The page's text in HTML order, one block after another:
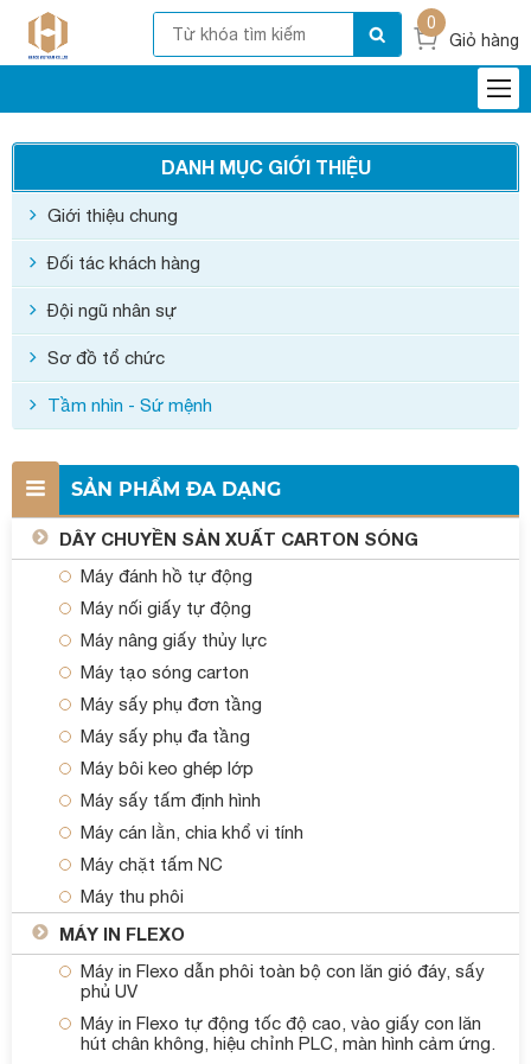
0
Giỏ hàng
DANH MỤC GIỚI THIỆU
Giới thiệu chung
Đối tác khách hàng
Đội ngũ nhân sự
Sơ đồ tổ chức
Tầm nhìn - Sứ mệnh
SẢN PHẨM ĐA DẠNG
DÂY CHUYỀN SẢN XUẤT CARTON SÓNG
Máy đánh hồ tự động
Máy nối giấy tự động
Máy nâng giấy thủy lực
Máy tạo sóng carton
Máy sấy phụ đơn tầng
Máy sấy phụ đa tầng
Máy bôi keo ghép lớp
Máy sấy tấm định hình
Máy cán lằn, chia khổ vi tính
Máy chặt tấm NC
Máy thu phôi
MÁY IN FLEXO
Máy in Flexo dẫn phôi toàn bộ con lăn gió đáy, sấy
phủ UV
Máy in Flexo tự động tốc độ cao, vào giấy con lăn
hút chân không, hiệu chỉnh PLC, màn hình cảm ứng.